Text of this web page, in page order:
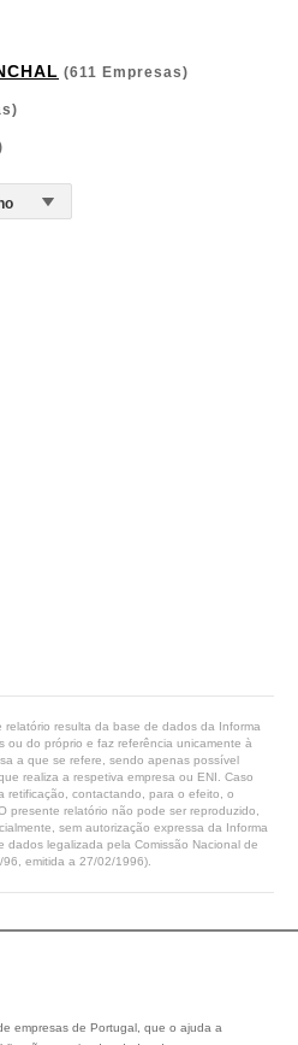
(611 Empresas)
resulta da base de dados da Informa
ou do próprio e faz referência unicamente à
a que se refere, sendo apenas possível
realiza a respetiva empresa ou ENI. Caso
retificação, contactando, para o efeito, o
presente relatório não pode ser reproduzido,
sem autorização expressa da Informa
dados legalizada pela Comissão Nacional de
emitida a 27/02/1996).
empresas de Portugal, que o ajuda a